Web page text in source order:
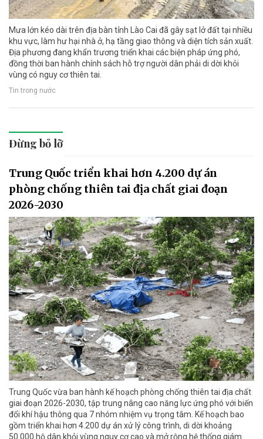
Mưa lớn kéo dài trên địa bàn tỉnh Lào Cai đã gây sạt lở đất tại nhiều
khu vực, làm hư hại nhà ở, hạ tầng giao thông và diện tích sản xuất.
Địa phương đang khẩn trương triển khai các biện pháp ứng phó,
đồng thời ban hành chính sách hỗ trợ người dân phải di dời khỏi
vùng có nguy cơ thiên tai.
Tin trong nước
Đừng bỏ lỡ
Trung Quốc triển khai hơn 4.200 dự án
phòng chống thiên tai địa chất giai đoạn
2026-2030
Trung Quốc vừa ban hành kế hoạch phòng chống thiên tai địa chất
giai đoạn 2026-2030, tập trung nâng cao năng lực ứng phó với biến
đổi khí hậu thông qua 7 nhóm nhiệm vụ trọng tâm. Kế hoạch bao
gồm triển khai hơn 4.200 dự án xử lý công trình, di dời khoảng
50.000 hộ dân khỏi vùng nguy cơ cao và mở rộng hệ thống giám